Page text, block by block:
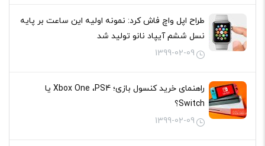
طراح اپل واچ فاش کرد: نمونه اولیه این ساعت بر پایه
نسل ششم آیپاد نانو تولید شد
1399-02-09
راهنمای خرید کنسول بازی؛ Xbox One ،PS4 یا
Switch؟
1399-02-09